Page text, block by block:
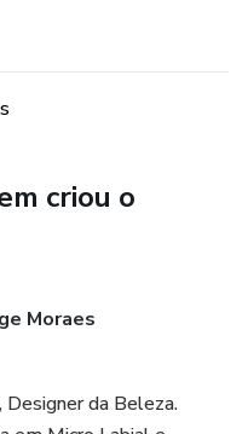
criou o
Moraes
da Beleza.